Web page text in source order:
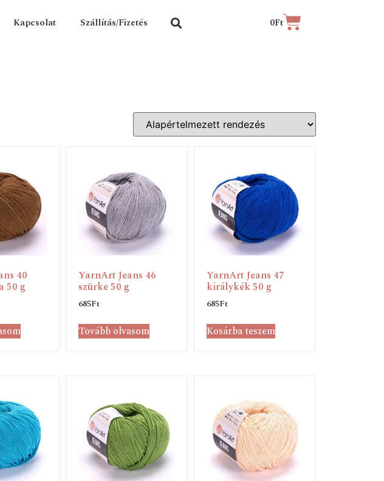
Kapcsolat Szállítás/Fizetés 0Ft
40
50 g
YarnArt Jeans 46
szürke 50 g
685Ft
Tovább olvasom
YarnArt Jeans 47
királykék 50 g
685Ft
Kosárba teszem